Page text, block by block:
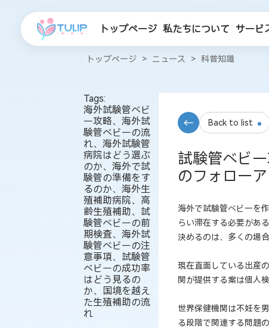
トップページ 私たちについて サービ
トップページ > ニュース > 科普知識
Tags:
海外試験管ベビ
ー攻略、海外試
験管ベビーの流
れ、海外試験管
病院はどう選ぶ
のか、海外で試
験管の準備をす
るのか、海外生
殖補助病院、高
齢生殖補助、試
験管ベビーの前
期検査、海外試
験管ベビーの注
意事項、試験管
ベビーの成功率
はどう見るの
か、国境を越え
た生殖補助の流
れ
Back to list
試験管ベビ
のフォロー
海外で試験管ベビーを
らい滞在する必要があ
決めるのは、多くの場
現在直面している出産
関が提供する案は個人
世界保健機関は不妊を
る段階で関連する問題